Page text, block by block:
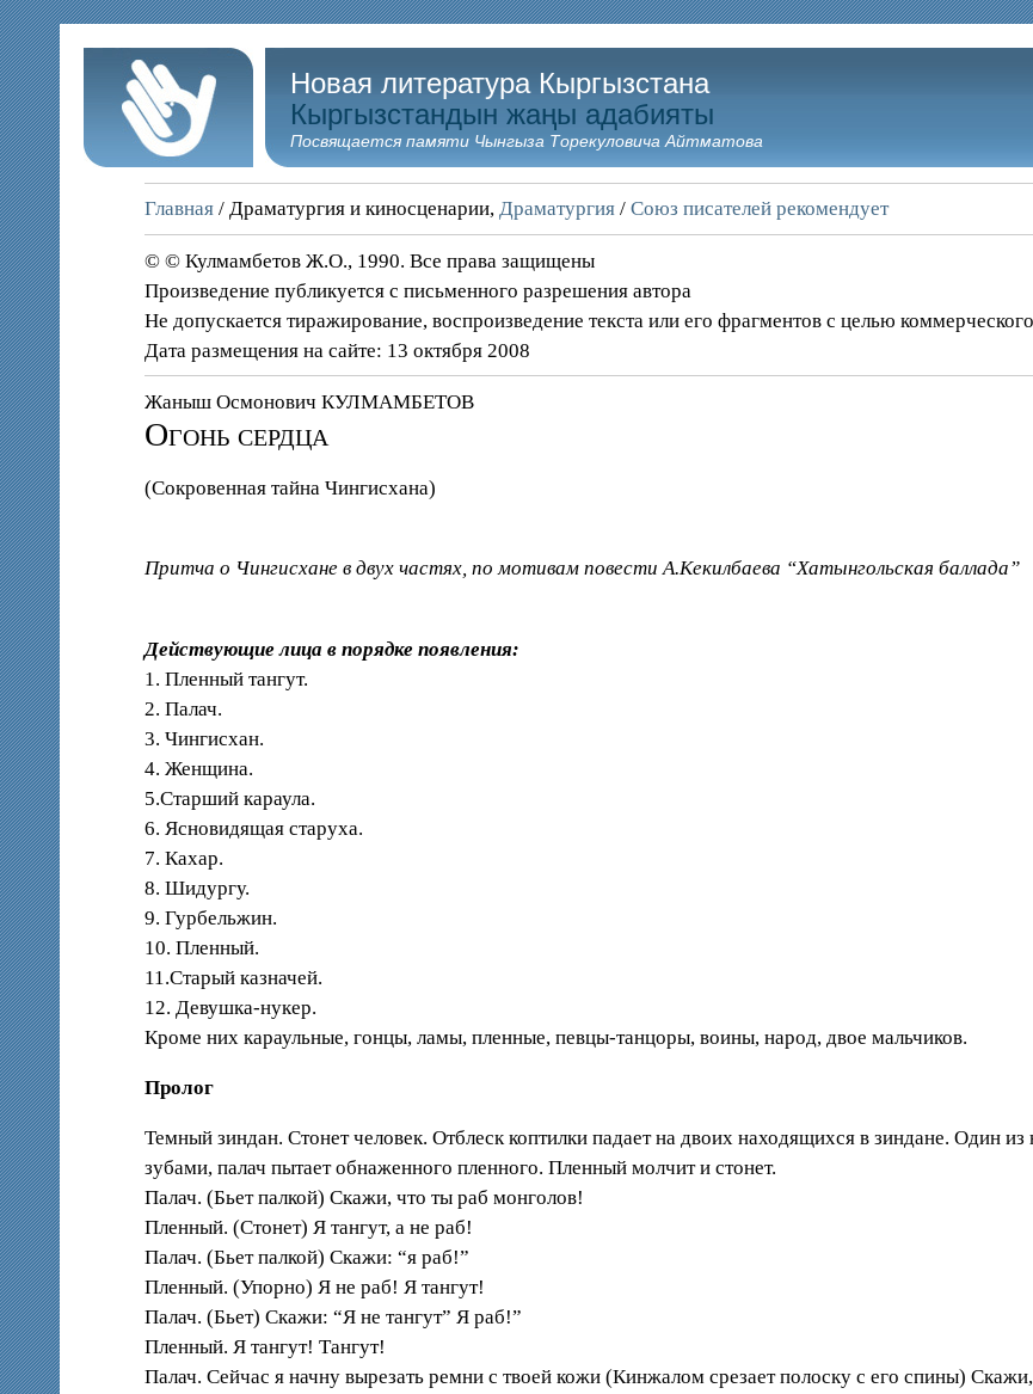
Новая литература Кыргызстана
Кыргызстандын жаңы адабияты
Посвящается памяти Чынгыза Торекуловича Айтматова
Главная / Драматургия и киносценарии,Драматургия /Союз писателей рекомендует
© © Кулмамбетов Ж.О., 1990. Все права защищены
Произведение публикуется с письменного разрешения автора
Не допускается тиражирование, воспроизведение текста или его фрагментов с целью
Дата размещения на сайте: 13 октября 2008
Жаныш Осмонович КУЛМАМБЕТОВ
Огонь сердца
(Сокровенная тайна Чингисхана)
Притча о Чингисхане в двух частях, по мотивам повести А.Кекилбаева “Хатынгольская баллада”
Действующие лица в порядке появления:
1. Пленный тангут.
2. Палач.
3. Чингисхан.
4. Женщина.
5.Старший караула.
6. Ясновидящая старуха.
7. Кахар.
8. Шидургу.
9. Гурбельжин.
10. Пленный.
11.Старый казначей.
12. Девушка-нукер.
Кроме них караульные, гонцы, ламы, пленные, певцы-танцоры, воины, народ, двое мальчиков.
Пролог
Темный зиндан. Стонет человек. Отблеск коптилки падает на двоих находящихся в зиндане. Один
зубами, палач пытает обнаженного пленного. Пленный молчит и стонет.
Палач. (Бьет палкой) Скажи, что ты раб монголов!
Пленный. (Стонет) Я тангут, а не раб!
Палач. (Бьет палкой) Скажи: “я раб!”
Пленный. (Упорно) Я не раб! Я тангут!
Палач. (Бьет) Скажи: “Я не тангут” Я раб!”
Пленный. Я тангут! Тангут!
Палач. Сейчас я начну вырезать ремни с твоей кожи (Кинжалом срезает полоску с его спины)